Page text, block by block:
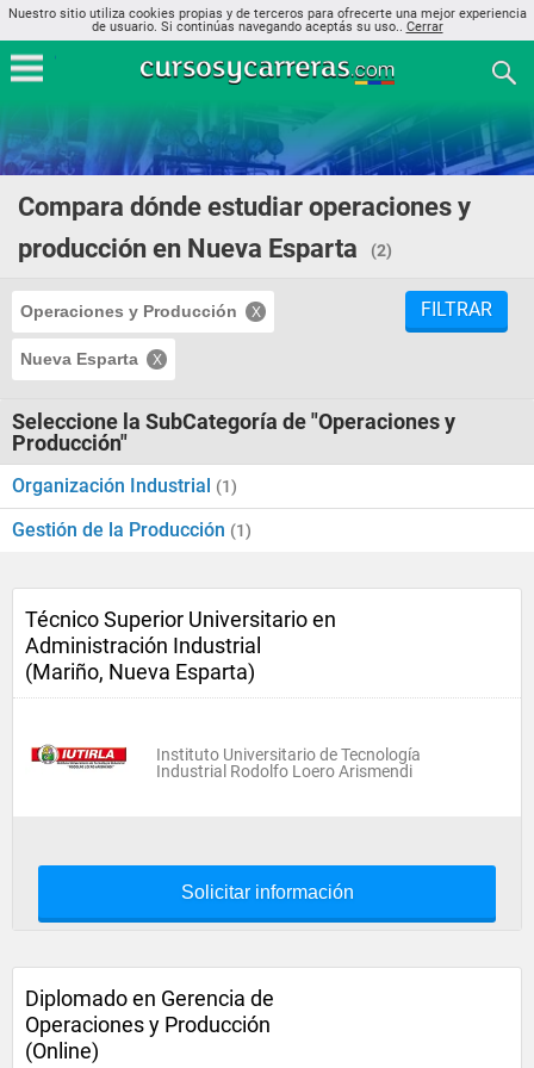
Nuestro sitio utiliza cookies propias y de terceros para ofrecerte una mejor experiencia
de usuario. Si continúas navegando aceptás su uso.. Cerrar
Compara dónde estudiar operaciones y
producción en Nueva Esparta
(2)
Operaciones y Producción
Nueva Esparta
FILTRAR
Seleccione la SubCategoría de "Operaciones y
Producción"
Organización Industrial (1)
Gestión de la Producción (1)
Técnico Superior Universitario en
Administración Industrial
(Mariño, Nueva Esparta)
Instituto Universitario de Tecnología
Industrial Rodolfo Loero Arismendi
Solicitar información
Diplomado en Gerencia de
Operaciones y Producción
(Online)